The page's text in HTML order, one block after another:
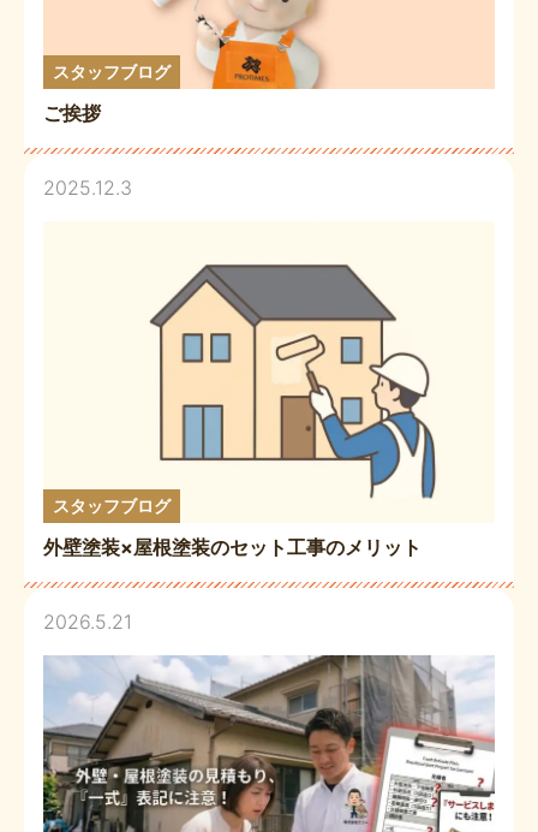
スタッフブログ
ご挨拶
2025.12.3
スタッフブログ
外壁塗装×屋根塗装のセット工事のメリット
2026.5.21